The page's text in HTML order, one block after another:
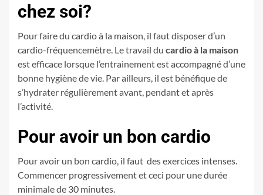
chez soi?
Pour faire du cardio à la maison, il faut disposer d’un
cardio-fréquencemètre. Le travail du cardio à la maison
est efficace lorsque l’entrainement est accompagné d’une
bonne hygiène de vie. Par ailleurs, il est bénéfique de
s’hydrater régulièrement avant, pendant et après
l’activité.
Pour avoir un bon cardio
Pour avoir un bon cardio, il faut des exercices intenses.
Commencer progressivement et ceci pour une durée
minimale de 30 minutes.